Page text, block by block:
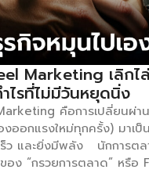
หลือ อีกด้านหนึ่งนี่คือการ
มาการที่พนักงานเดินตามลูก
ถูกร้องขอกลายเป็นการสร้า
เสนอไม่ใช่สินค้าที่ลูกค้าอย
วน สร้างภาพจำที่ไม่ดีให้กับ
ทำเรียกว่า “Low-Pressure
Marketing เลิกไ
ไรที่ไม่มีวันหยุดนิ่ง
คือการเปลี่ยนผ่าน
งออกแรงใหม่ทุกครั้ง) มาเป็
ว และยิ่งมีพลัง นักการต
ง “กรวยการตลาด” หรือ